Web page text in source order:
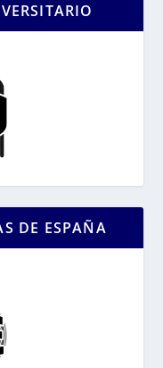
DE ESPAÑA